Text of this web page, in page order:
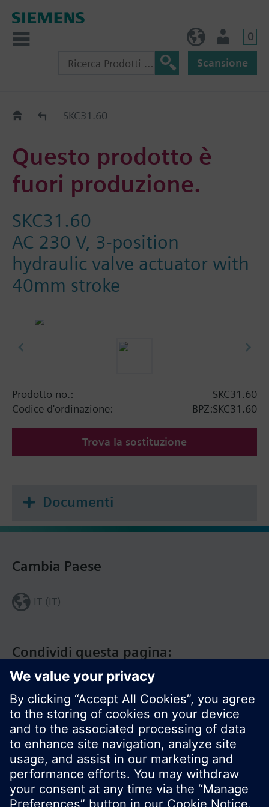
0
Scansione
Old2NewSKC31.60
Questo prodotto è
fuori produzione.
SKC31.60
AC 230 V, 3-position
hydraulic valve actuator with
40mm stroke
Prodotto no.:
SKC31.60
Codice d'ordinazione:
BPZ:SKC31.60
Trova la sostituzione
Documenti
Condividi questa pagina:
Cambia Paese
IT (IT)
Siemens Italia